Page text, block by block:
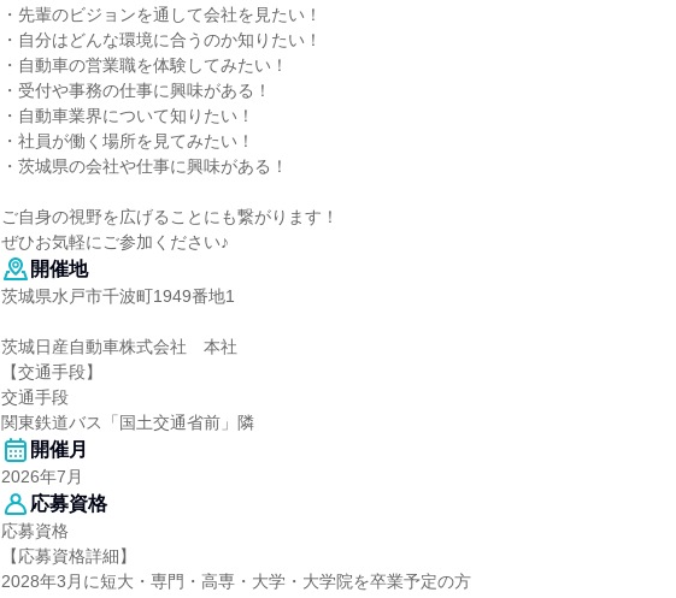
・先輩のビジョンを通して会社を見たい！
・自分はどんな環境に合うのか知りたい！
・自動車の営業職を体験してみたい！
・受付や事務の仕事に興味がある！
・自動車業界について知りたい！
・社員が働く場所を見てみたい！
・茨城県の会社や仕事に興味がある！
ご自身の視野を広げることにも繋がります！
ぜひお気軽にご参加ください♪
開催地
茨城県水戸市千波町1949番地1
茨城日産自動車株式会社 本社
【交通手段】
交通手段
関東鉄道バス「国土交通省前」隣
開催月
2026年7月
応募資格
応募資格
【応募資格詳細】
2028年3月に短大・専門・高専・大学・大学院を卒業予定の方